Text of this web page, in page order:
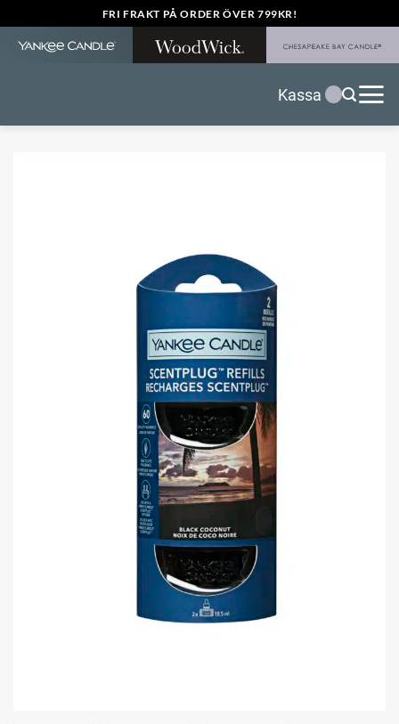
to
content
FRI FRAKT PÅ ORDER ÖVER 799KR!
Kassa